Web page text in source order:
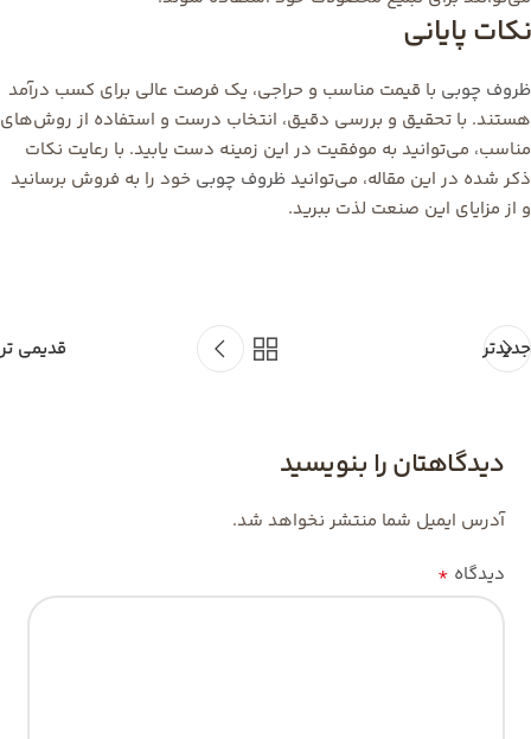
نکات پایانی
ظروف چوبی با قیمت مناسب و حراجی، یک فرصت عالی برای کسب درآمد
هستند. با تحقیق و بررسی دقیق، انتخاب درست و استفاده از روش‌های
مناسب، می‌توانید به موفقیت در این زمینه دست یابید. با رعایت نکات
ذکر شده در این مقاله، می‌توانید ظروف چوبی خود را به فروش برسانید
و از مزایای این صنعت لذت ببرید.
جدیدتر قدیمی تر
دیدگاهتان را بنویسید
آدرس ایمیل شما منتشر نخواهد شد.
دیدگاه *